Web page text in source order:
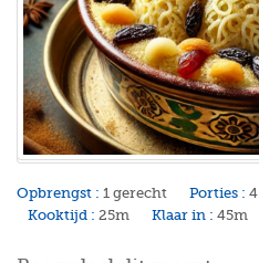
Opbrengst : 1 gerecht Porties : 4
Kooktijd : 25m Klaar in : 45m